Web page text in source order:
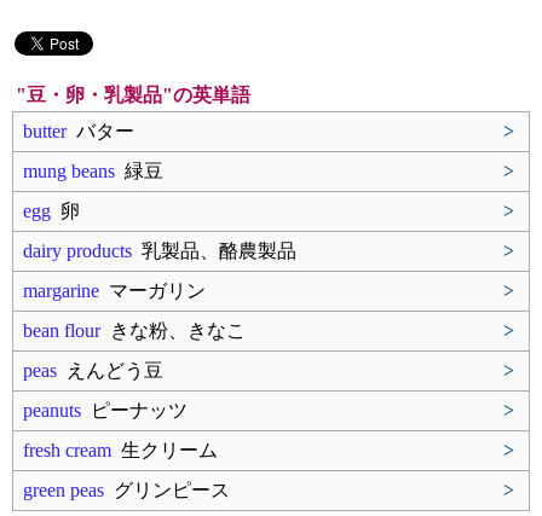
"豆・卵・乳製品"の英単語
butterバター
>
mung beans 緑豆
>
egg 卵
>
dairy products 乳製品、酪農製品
>
margarine マーガリン
>
bean flourきな粉、きなこ
>
peas えんどう豆
>
peanuts ピーナッツ
>
fresh cream 生クリーム
>
green peas グリンピース >